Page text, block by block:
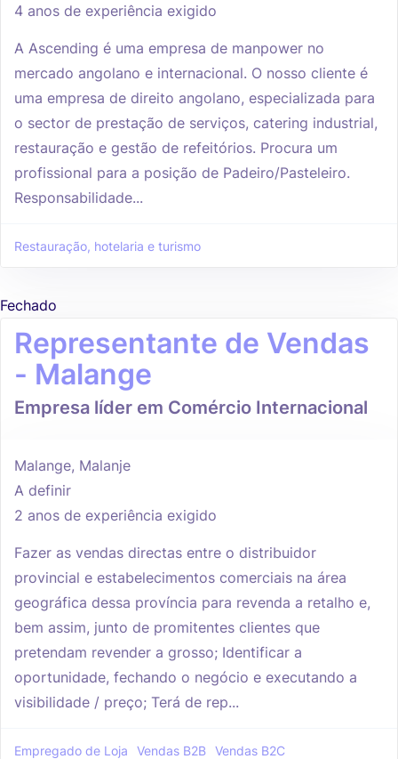
4 anos de experiência exigido
A Ascending é uma empresa de manpower no
mercado angolano e internacional. O nosso cliente é
uma empresa de direito angolano, especializada para
o sector de prestação de serviços, catering industrial,
restauração e gestão de refeitórios. Procura um
profissional para a posição de Padeiro/Pasteleiro.
Responsabilidade...
Restauração, hotelaria e turismo
Fechado
Representante de Vendas
- Malange
Empresa líder em Comércio Internacional
Malange, Malanje
A definir
2 anos de experiência exigido
Fazer as vendas directas entre o distribuidor
provincial e estabelecimentos comerciais na área
geográfica dessa província para revenda a retalho e,
bem assim, junto de promitentes clientes que
pretendam revender a grosso; Identificar a
oportunidade, fechando o negócio e executando a
visibilidade / preço; Terá de rep...
Empregado de Loja Vendas B2B Vendas B2C